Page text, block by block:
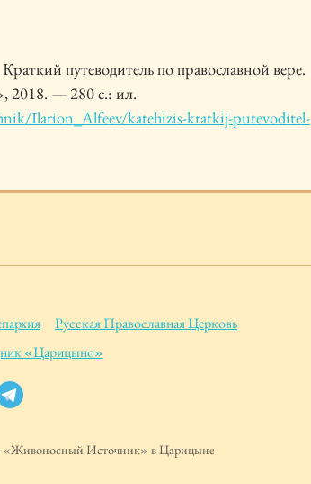
путеводитель по православной вере.
2018. — 280 с.: ил.
Ilarion_Alfeev/katehizis-kratkij-putevoditel-
Русская Православная Церковь
«Царицыно»
Источник» в Царицыне